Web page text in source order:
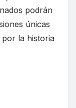
podrán
únicas
la historia